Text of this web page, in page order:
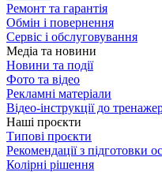
Ремонт та гарантія
Обмін і повернення
Сервіс і обслуговування
Медіа та новини
Новини та події
Фото та відео
Рекламні матеріали
Відео-інструкції до
Наші проєкти
Типові проєкти
Рекомендації з підготовки
Колірні рішення